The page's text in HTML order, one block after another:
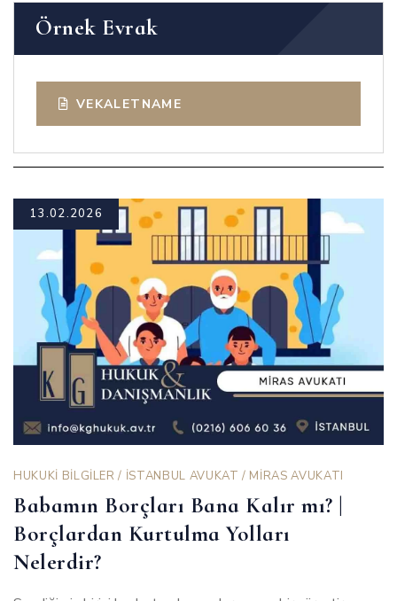
Örnek Evrak
VEKALETNAME
13.02.2026
HUKUKİ BİLGİLER / İSTANBUL AVUKAT / MİRAS AVUKATI
Babamın Borçları Bana Kalır mı? |
Borçlardan Kurtulma Yolları
Nelerdir?